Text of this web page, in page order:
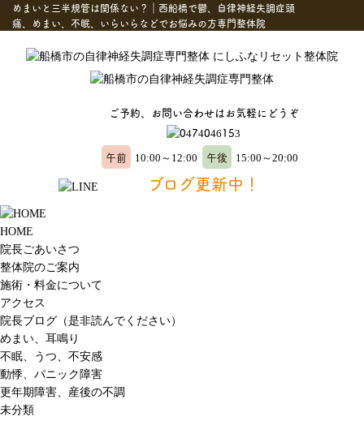
めまいと三半規管は関係ない？｜西船橋で鬱、自律神経失調症頭
痛、めまい、不眠、いらいらなどでお悩みの方専門整体院
ご予約、お問い合わせはお気軽にどうぞ
午前 10:00～12:00 午後 15:00～20:00
ブログ更新中！
HOME
院長ごあいさつ
整体院のご案内
施術・料金について
アクセス
院長ブログ（是非読んでください）
めまい、耳鳴り
不眠、うつ、不安感
動悸、パニック障害
更年期障害、産後の不調
未分類